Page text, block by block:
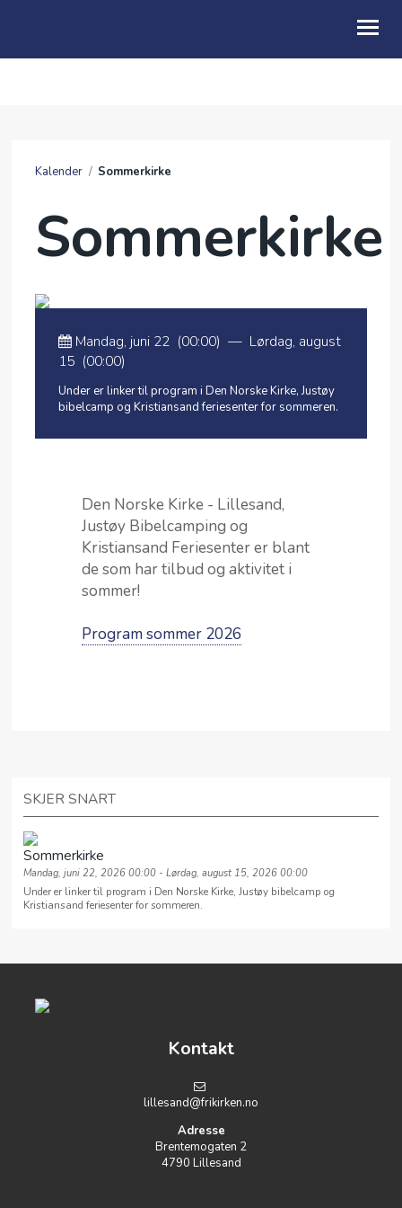
BLI MED
KALENDER
GIVERTJENESTE
TALER
Kalender / Sommerkirke
Sommerkirke
Mandag, juni 22 (00:00) — Lørdag, august
15 (00:00)
Under er linker til program i Den Norske Kirke, Justøy
bibelcamp og Kristiansand feriesenter for sommeren.
Den Norske Kirke - Lillesand,
Justøy Bibelcamping og
Kristiansand Feriesenter er blant
de som har tilbud og aktivitet i
sommer!
Program sommer 2026
SKJER SNART
Sommerkirke
Mandag, juni 22, 2026 00:00 - Lørdag, august 15, 2026 00:00
Under er linker til program i Den Norske Kirke, Justøy bibelcamp og
Kristiansand feriesenter for sommeren.
Kontakt
lillesand@frikirken.no
Adresse
Brentemogaten 2
4790 Lillesand